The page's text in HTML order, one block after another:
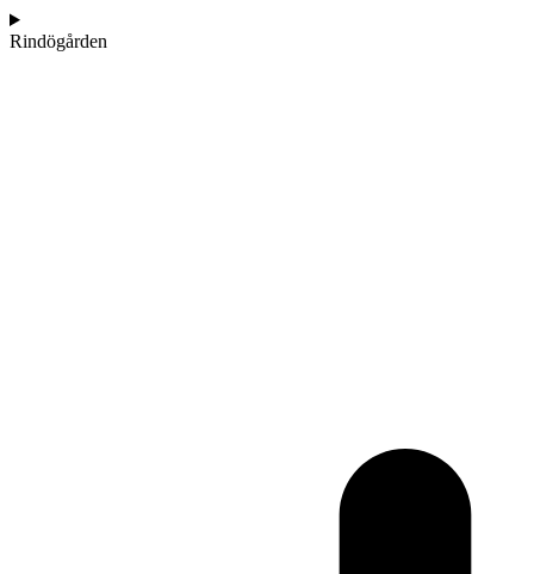
Rindögården